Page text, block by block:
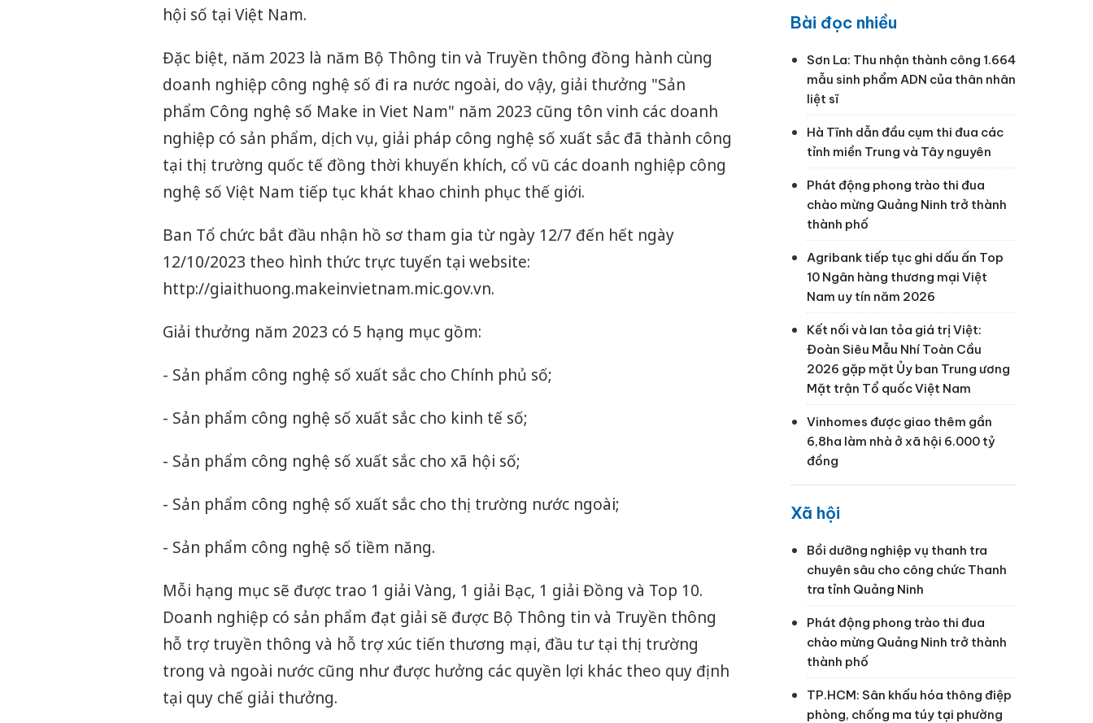
hội số tại Việt Nam.
Đặc biệt, năm 2023 là năm Bộ Thông tin và Truyền thông đồng hành cùng
doanh nghiệp công nghệ số đi ra nước ngoài, do vậy, giải thưởng "Sản
phẩm Công nghệ số Make in Viet Nam" năm 2023 cũng tôn vinh các doanh
nghiệp có sản phẩm, dịch vụ, giải pháp công nghệ số xuất sắc đã thành công
tại thị trường quốc tế đồng thời khuyến khích, cổ vũ các doanh nghiệp công
nghệ số Việt Nam tiếp tục khát khao chinh phục thế giới.
Ban Tổ chức bắt đầu nhận hồ sơ tham gia từ ngày 12/7 đến hết ngày
12/10/2023 theo hình thức trực tuyến tại website:
http://giaithuong.makeinvietnam.mic.gov.vn.
Giải thưởng năm 2023 có 5 hạng mục gồm:
- Sản phẩm công nghệ số xuất sắc cho Chính phủ số;
- Sản phẩm công nghệ số xuất sắc cho kinh tế số;
- Sản phẩm công nghệ số xuất sắc cho xã hội số;
- Sản phẩm công nghệ số xuất sắc cho thị trường nước ngoài;
- Sản phẩm công nghệ số tiềm năng.
Mỗi hạng mục sẽ được trao 1 giải Vàng, 1 giải Bạc, 1 giải Đồng và Top 10.
Doanh nghiệp có sản phẩm đạt giải sẽ được Bộ Thông tin và Truyền thông
hỗ trợ truyền thông và hỗ trợ xúc tiến thương mại, đầu tư tại thị trường
trong và ngoài nước cũng như được hưởng các quyền lợi khác theo quy định
tại quy chế giải thưởng.
Bài đọc nhiều
Sơn La: Thu nhận thành công 1.664
mẫu sinh phẩm ADN của thân nhân
liệt sĩ
Hà Tĩnh dẫn đầu cụm thi đua các
tỉnh miền Trung và Tây nguyên
Phát động phong trào thi đua
chào mừng Quảng Ninh trở thành
thành phố
Agribank tiếp tục ghi dấu ấn Top
10 Ngân hàng thương mại Việt
Nam uy tín năm 2026
Kết nối và lan tỏa giá trị Việt:
Đoàn Siêu Mẫu Nhí Toàn Cầu
2026 gặp mặt Ủy ban Trung ương
Mặt trận Tổ quốc Việt Nam
Vinhomes được giao thêm gần
6,8ha làm nhà ở xã hội 6.000 tỷ
đồng
Xã hội
Bồi dưỡng nghiệp vụ thanh tra
chuyên sâu cho công chức Thanh
tra tỉnh Quảng Ninh
Phát động phong trào thi đua
chào mừng Quảng Ninh trở thành
thành phố
TP.HCM: Sân khấu hóa thông điệp
phòng, chống ma túy tại phường